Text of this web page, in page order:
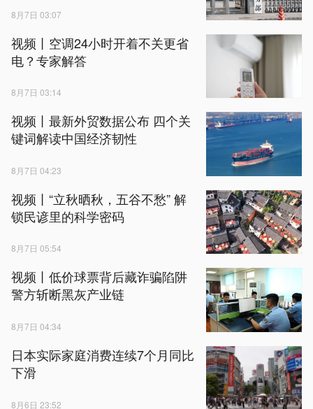
8月7日 03:07
视频丨空调24小时开着不关更省
电？专家解答
8月7日 03:14
视频丨最新外贸数据公布 四个关
键词解读中国经济韧性
8月7日 04:23
视频丨“立秋晒秋，五谷不愁” 解
锁民谚里的科学密码
8月7日 05:54
视频丨低价球票背后藏诈骗陷阱
警方斩断黑灰产业链
8月7日 04:34
日本实际家庭消费连续7个月同比
下滑
8月6日 23:52